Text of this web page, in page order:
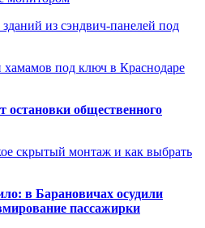
зданий из сэндвич-панелей под
хамамов под ключ в Краснодаре
общественного
скрытый монтаж и как выбрать
в Барановичах осудили
пассажирки